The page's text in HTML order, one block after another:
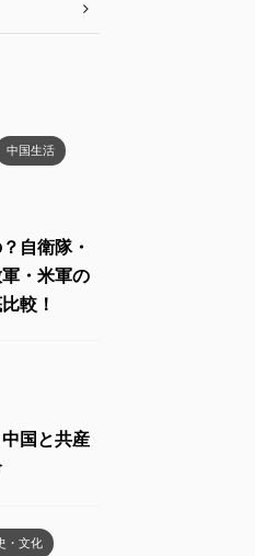
中国生活
自衛隊・
・米軍の
較！
国と共産
・文化